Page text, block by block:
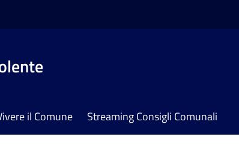
il Comune Streaming Consigli Comunali